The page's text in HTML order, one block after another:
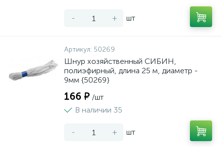
- + шт
Артикул: 50269
Шнур хозяйственный СИБИН,
полиэфирный, длина 25 м, диаметр -
9мм {50269}
166 ₽ /шт
В наличии 35
- + шт